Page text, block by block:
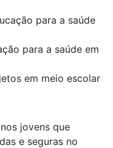
para a saúde
para a saúde em
em meio escolar
jovens que
e seguras no